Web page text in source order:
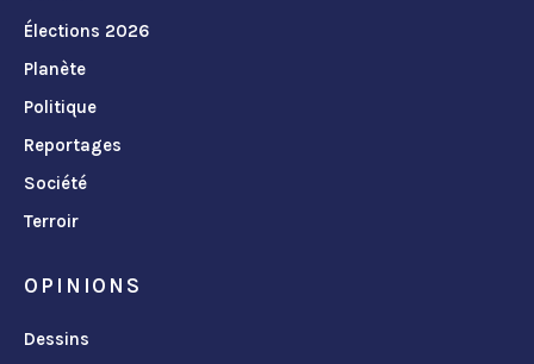
Élections 2026
Planète
Politique
Reportages
Société
Terroir
OPINIONS
Dessins